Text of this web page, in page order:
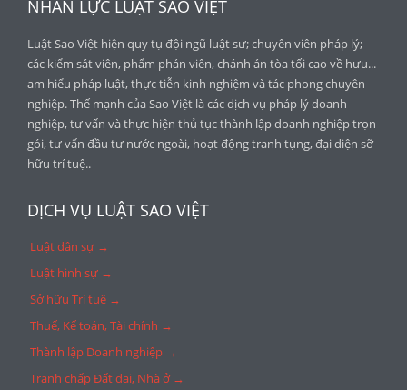
NHÂN LỰC LUẬT SAO VIỆT
Luật Sao Việt hiện quy tụ đội ngũ luật sư; chuyên viên pháp lý;
các kiểm sát viên, phẩm phán viên, chánh án tòa tối cao về hưu...
am hiểu pháp luật, thực tiễn kinh nghiệm và tác phong chuyên
nghiệp. Thế mạnh của Sao Việt là các dịch vụ pháp lý doanh
nghiệp, tư vấn và thực hiện thủ tục thành lập doanh nghiệp trọn
gói, tư vấn đầu tư nước ngoài, hoạt động tranh tụng, đại diện sỡ
hữu trí tuệ..
DỊCH VỤ LUẬT SAO VIỆT
Luật dân sự →
Luật hình sự →
Sở hữu Trí tuệ →
Thuế, Kế toán, Tài chính →
Thành lập Doanh nghiệp →
Tranh chấp Đất đai, Nhà ở →